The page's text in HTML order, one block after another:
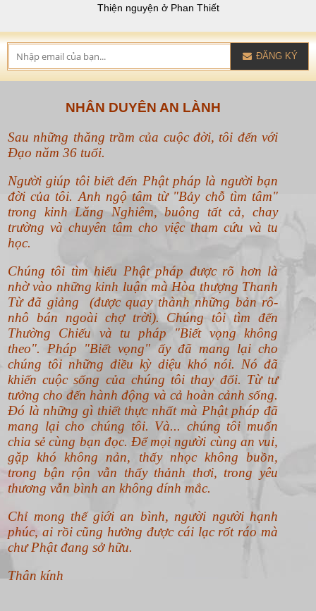
Thiện nguyện ở Phan Thiết
ĐĂNG KÝ
NHÂN DUYÊN AN LÀNH
Sau những thăng trầm của cuộc đời, tôi đến với
Đạo năm 36 tuổi.
Người giúp tôi biết đến Phật pháp là người bạn
đời của tôi. Anh ngộ tâm từ "Bảy chỗ tìm tâm"
trong kinh Lăng Nghiêm, buông tất cả, chay
trường và chuyên tâm cho việc tham cứu và tu
học.
Chúng tôi tìm hiểu Phật pháp được rõ hơn là
nhờ vào những kinh luận mà Hòa thượng Thanh
Từ đã giảng (được quay thành những bản rô-
nhô bán ngoài chợ trời). Chúng tôi tìm đến
Thường Chiếu và tu pháp "Biết vọng không
theo".Pháp "Biết vọng" ấy đã mang lại cho
chúng tôi những điều kỳ diệu khó nói. Nó đã
khiến cuộc sống của chúng tôi thay đổi. Từ tư
tưởng cho đến hành động và cả hoàn cảnh sống.
Đó là những gì thiết thực nhất mà Phật pháp đã
mang lại cho chúng tôi. Và... chúng tôi muốn
chia sẻ cùng bạn đọc. Để mọi người cùng an vui,
gặp khó không nản, thấy nhọc không buồn,
trong bận rộn vẫn thấy thảnh thơi, trong yêu
thương vẫn bình an không dính mắc.
Chỉ mong thế giới an bình, người người hạnh
phúc, ai rồi cũng hưởng được cái lạc rốt ráo mà
chư Phật đang sở hữu.
Thân kính